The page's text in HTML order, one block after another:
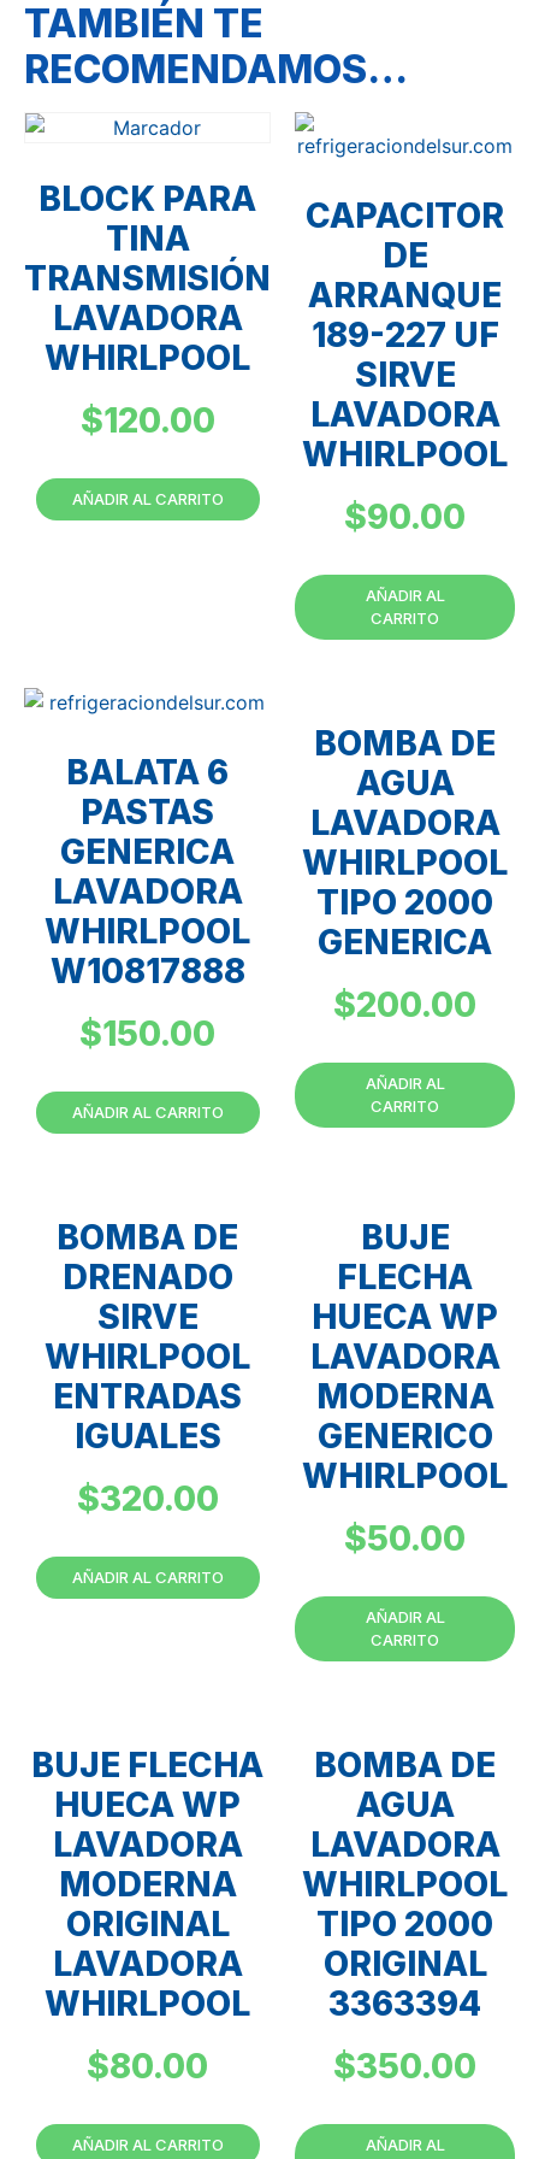
TAMBIÉN TE
RECOMENDAMOS…
BLOCK PARA
TINA
TRANSMISIÓN
LAVADORA
WHIRLPOOL
$120.00
AÑADIR AL CARRITO
CAPACITOR
DE
ARRANQUE
189-227 UF
SIRVE
LAVADORA
WHIRLPOOL
$90.00
AÑADIR AL
CARRITO
BALATA 6
PASTAS
GENERICA
LAVADORA
WHIRLPOOL
W10817888
$150.00
AÑADIR AL CARRITO
BOMBA DE
AGUA
LAVADORA
WHIRLPOOL
TIPO 2000
GENERICA
$200.00
AÑADIR AL
CARRITO
BOMBA DE
DRENADO
SIRVE
WHIRLPOOL
ENTRADAS
IGUALES
$320.00
AÑADIR AL CARRITO
BUJE
FLECHA
HUECA WP
LAVADORA
MODERNA
GENERICO
WHIRLPOOL
$50.00
AÑADIR AL
CARRITO
BUJE FLECHA
HUECA WP
LAVADORA
MODERNA
ORIGINAL
LAVADORA
WHIRLPOOL
$80.00
AÑADIR AL CARRITO
BOMBA DE
AGUA
LAVADORA
WHIRLPOOL
TIPO 2000
ORIGINAL
3363394
$350.00
AÑADIR AL